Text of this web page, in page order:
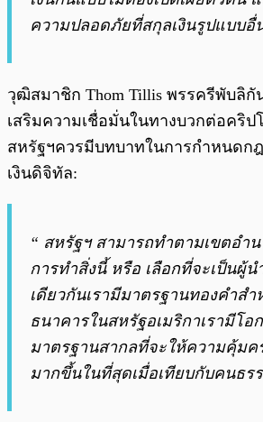
ความปลอดภัยที่สกุลเงินรูปแบบอื่
วุฒิสมาชิก Thom Tillis พรรครีพับลิกั
เสริมความเชื่อมั่นในทางบวกต่อคริป
สหรัฐฯควรมีบทบาทในการกำหนดก
เงินดิจิทัล:
“ สหรัฐฯ สามารถทำตามเขตอำ
การทำสิ่งนี้ หรือ เลือกที่จะเป็นผู้
เดียวกันเรามีมาตรฐานทองคำสำ
ธนาคารในสหรัฐอเมริกาเรามีโอ
มาตรฐานสากลที่จะให้ความคุ้มค
มากขึ้นในที่สุดเมื่อเทียบกับคนธร